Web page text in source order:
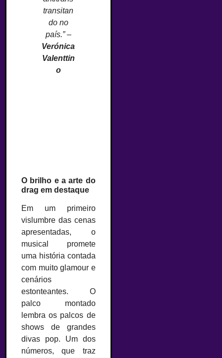
transitan
do no
país.” –
Verónica
Valenttin
o
O brilho e a arte do
drag em destaque
Em um primeiro
vislumbre das cenas
apresentadas, o
musical promete
uma história contada
com muito glamour e
cenários
estonteantes. O
palco montado
lembra os palcos de
shows de grandes
divas pop. Um dos
números, que traz